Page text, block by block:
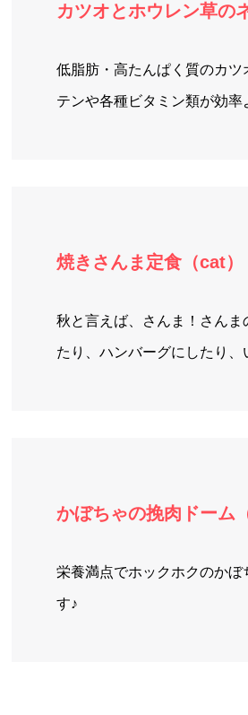
カツオとホウレン草の
低脂肪・高たんぱく質のカ
テンや各種ビタミン類が効
焼きさんま定食（cat）
秋と言えば、さんま！さん
たり、ハンバーグにしたり
かぼちゃの挽肉ドーム
栄養満点でホックホクのかぼ
す♪